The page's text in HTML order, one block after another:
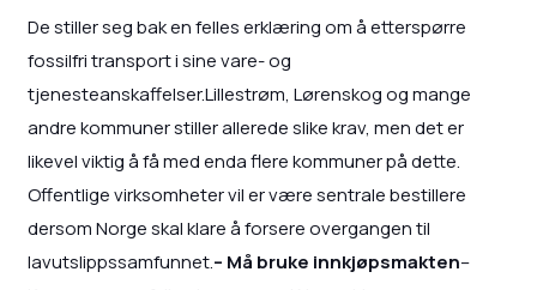
De stiller seg bak en felles erklæring om å etterspørre
fossilfri transport i sine vare- og
tjenesteanskaffelser.Lillestrøm, Lørenskog og mange
andre kommuner stiller allerede slike krav, men det er
likevel viktig å få med enda flere kommuner på dette.
Offentlige virksomheter vil er være sentrale bestillere
dersom Norge skal klare å forsere overgangen til
lavutslippssamfunnet.– Må bruke innkjøpsmakten–